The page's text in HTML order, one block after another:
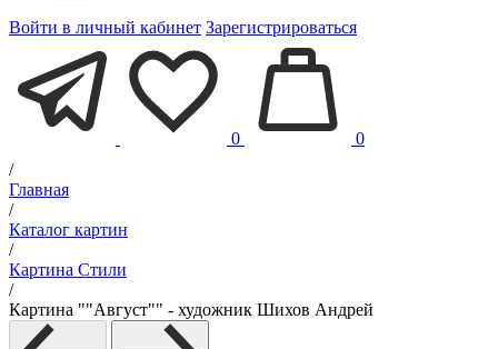
Войти в личный кабинет Зарегистрироваться
0
0
/
Главная
/
Каталог картин
/
Картина Стили
/
Картина ""Август"" - художник Шихов Андрей